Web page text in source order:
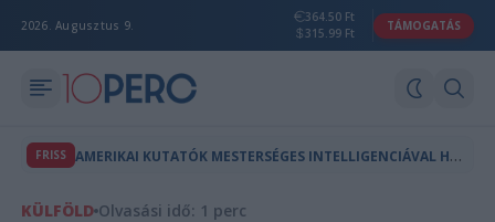
2026. Augusztus 9.
364.50 Ft
315.99 Ft
TÁMOGATÁS
FRISS A
MERIKAI KUTATÓK MESTERSÉGES INTELLIGENCIÁVAL HOZTAK LÉTRE A TERMÉSZETBEN NEM LÉTEZŐ VÍRUSOKAT
KÜLFÖLD Olvasási idő: 1 perc